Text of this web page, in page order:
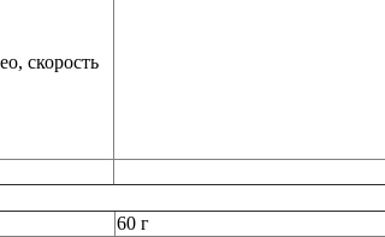
скорость
60 г